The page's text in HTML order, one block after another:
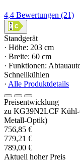
4,4 Bewertungen (21)
Standgerät
· Höhe: 203 cm
· Breite: 60 cm
· Funktionen:
Schnellkühlen
· Alle Produktdetails
Preisentwicklung
zu KG39N2LCF Kühl-
Metall-Optik)
756,85 €
779,21 €
789,00 €
Aktuell hoher Preis